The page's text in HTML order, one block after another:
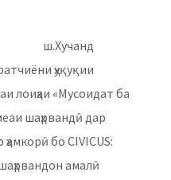
ш.Хучанд
ҳуқуқии
лоиҳаи «Мусоидат ба
шаҳрвандӣ дар
бо CIVICUS:
амалӣ